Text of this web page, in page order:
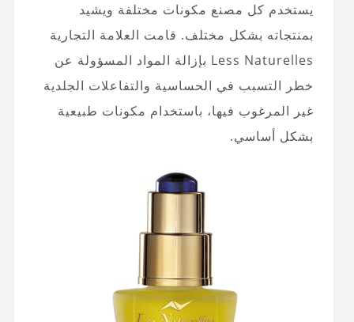
يستخدم كل مصنع مكونات مختلفة ويشيد
بمنتجاته بشكل مختلف. قامت العلامة التجارية
Less Naturelles بإزالة المواد المسؤولة عن
خطر التسبب في الحساسية والتفاعلات الجلدية
غير المرغوب فيها، باستخدام مكونات طبيعية
بشكل أساسي.